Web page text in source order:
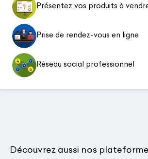
Présentez vos produits à
Prise de rendez-vous en ligne
Réseau social professionnel
Découvrez aussi nos